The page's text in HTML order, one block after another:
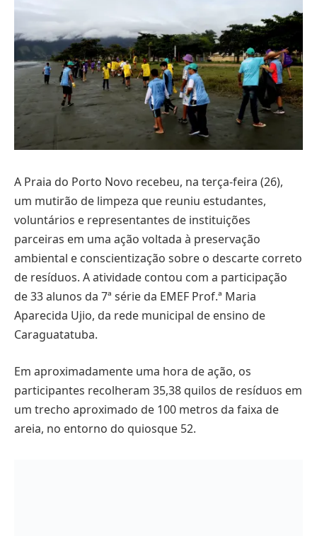
A Praia do Porto Novo recebeu, na terça-feira (26),
um mutirão de limpeza que reuniu estudantes,
voluntários e representantes de instituições
parceiras em uma ação voltada à preservação
ambiental e conscientização sobre o descarte correto
de resíduos. A atividade contou com a participação
de 33 alunos da 7ª série da EMEF Prof.ª Maria
Aparecida Ujio, da rede municipal de ensino de
Caraguatatuba.
Em aproximadamente uma hora de ação, os
participantes recolheram 35,38 quilos de resíduos em
um trecho aproximado de 100 metros da faixa de
areia, no entorno do quiosque 52.